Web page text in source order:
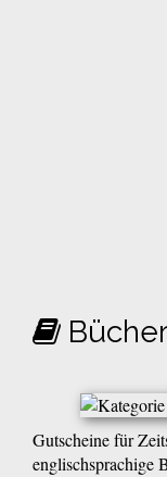
Gutscheine für
englischsprachige